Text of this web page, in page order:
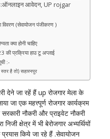
आवेदन, UP rojgar
विवरण (सेवायोजन पंजीकरण )
क्या होनी चाहिए
की प्रक्रिया हाउ टू अप्लाई
:-
है तो) सहारनपुर
देने जा रहें हैं up रोजगार मेला के
जा एक महत्त्पूर्ण रोजगार कार्यक्रम
नौकरी और प्राइवेट नौकरी
निजी क्षेत्र में भी बेरोजगार अभ्यर्थियों
किये जा रहे हैं .सेवायोजन